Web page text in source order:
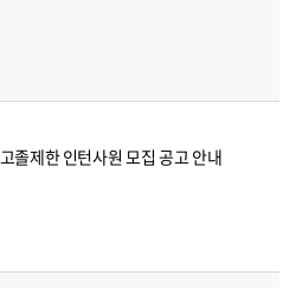
졸제한 인턴사원 모집 공고 안내